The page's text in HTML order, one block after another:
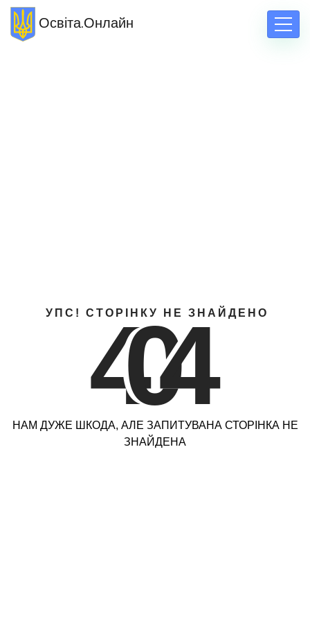
Освіта.Онлайн
УПС! СТОРІНКУ НЕ ЗНАЙДЕНО
404
НАМ ДУЖЕ ШКОДА, АЛЕ ЗАПИТУВАНА СТОРІНКА НЕ
ЗНАЙДЕНА